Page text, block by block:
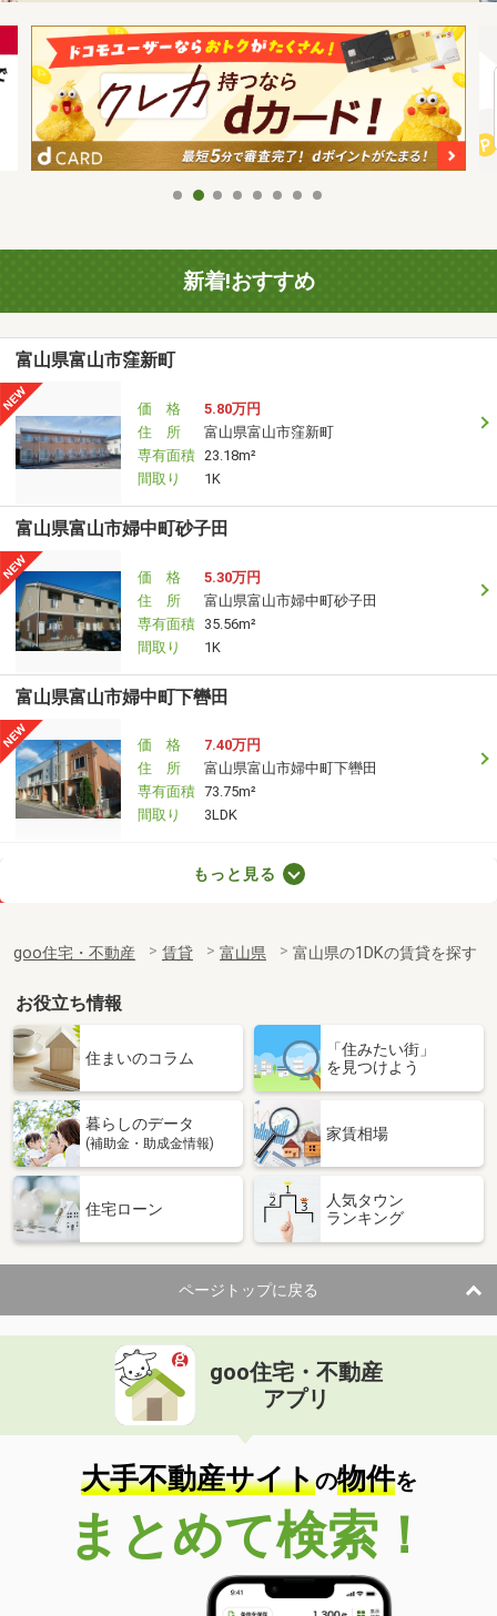
新着!おすすめ
富山県富山市窪新町
価 格
5.80万円
住 所
富山県富山市窪新町
専有面積 23.18m²
間取り
1K
富山県富山市婦中町砂子田
価 格
5.30万円
住 所
富山県富山市婦中町砂子田
専有面積 35.56m²
間取り
1K
富山県富山市婦中町下轡田
価 格
7.40万円
住 所
富山県富山市婦中町下轡田
専有面積 73.75m²
間取り
3LDK
専有面積
22.35m²
富山県滑川市上小泉
4.20万円
富山県滑川市上小泉
専有面積
23.72m²
間取り
1K
富山県富山市中島１丁目
価 格
4.80万円
専有面積 28.31m²
間取り
ワンルーム
富山県富山市赤田
価 格
富山県富山市赤田
専有面積
48.27m²
間取り
1LDK
富山県富山市八尾町杉田
5.70万円
富山県富山市八尾町杉田
もっと見る
goo住宅・不動産 賃貸 富山県 富山県の1DKの賃貸を探す
お役立ち情報
住まいのコラム
「住みたい街」
を見つけよう
暮らしのデータ
(補助金・助成金情報)
家賃相場
住宅ローン
人気タウン
ランキング
ページトップに戻る
goo住宅・不動産
アプリ
大手不動産サイトの物件を
まとめて検索！